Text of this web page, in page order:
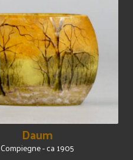
Daum
Compiegne - ca 1905